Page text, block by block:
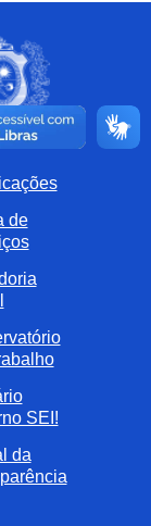
de
SEI!
da